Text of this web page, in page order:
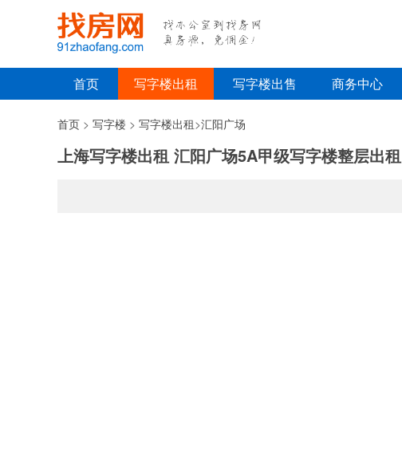
首页 写字楼出租 写字楼出售 商务中心
首页 > 写字楼 > 写字楼出租>汇阳广场
上海写字楼出租 汇阳广场5A甲级写字楼整层出租